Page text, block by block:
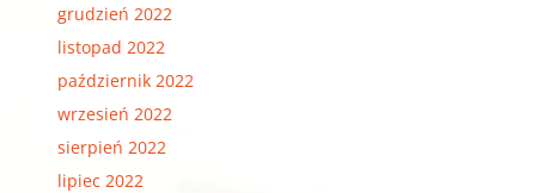
grudzień 2022
listopad 2022
październik 2022
wrzesień 2022
sierpień 2022
lipiec 2022